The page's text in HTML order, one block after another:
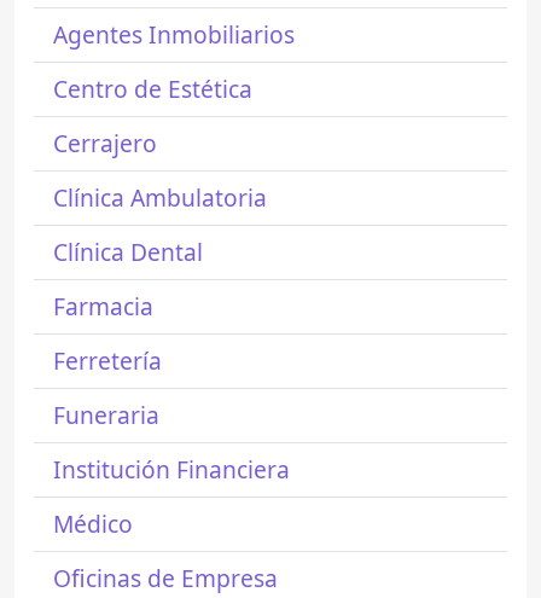
Agentes Inmobiliarios
Centro de Estética
Cerrajero
Clínica Ambulatoria
Clínica Dental
Farmacia
Ferretería
Funeraria
Institución Financiera
Médico
Oficinas de Empresa